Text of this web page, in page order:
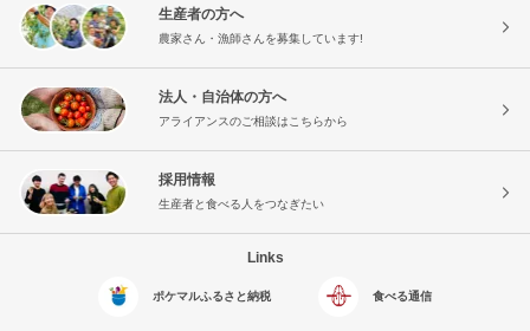
生産者の方へ
農家さん・漁師さんを募集しています!
法人・自治体の方へ
アライアンスのご相談はこちらから
採用情報
生産者と食べる人をつなぎたい
Links
ポケマルふるさと納税 食べる通信